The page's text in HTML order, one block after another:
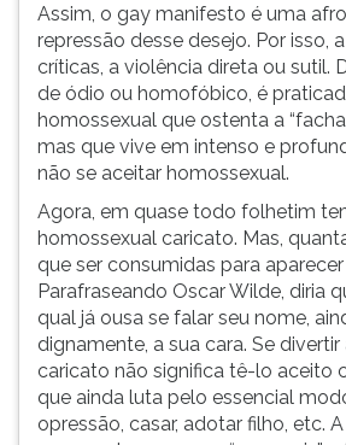
Assim, o gay manifesto é uma
repressão desse desejo. Por isso,
críticas, a violência direta ou sutil.
de ódio ou homofóbico, é
homossexual que ostenta a
mas que vive em intenso e
não se aceitar homossexual.
Agora, em quase todo folhetim
homossexual caricato. Mas,
que ser consumidas para
Parafraseando Oscar Wilde, diria
qual já ousa se falar seu nome,
dignamente, a sua cara. Se
caricato não significa tê-lo aceito
que ainda luta pelo essencial
opressão, casar, adotar filho, etc.